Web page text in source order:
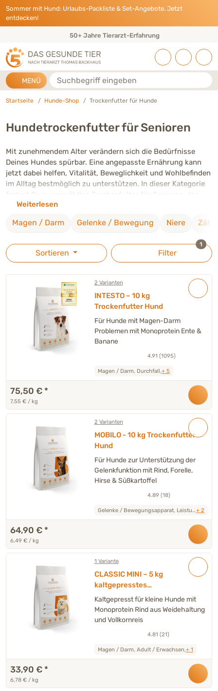
Direkt zu:
INHALT
HAUPTMENÜ
FOOTER
Sommer mit Hund: Urlaubs-Packliste & Set-Angebote. Jetzt
entdecken!
50+ Jahre Tierarzt-Erfahrung
MENÜ Suche
Startseite Hunde-Shop Trockenfutter für Hunde
Hundetrockenfutter für Senioren
Mit zunehmendem Alter verändern sich die Bedürfnisse
Deines Hundes spürbar. Eine angepasste Ernährung kann
jetzt dabei helfen, Vitalität, Beweglichkeit und Wohlbefinden
im Alltag bestmöglich zu unterstützen. In dieser Kategorie
findest Du ausgewähltes Trockenfutter für Senioren, das
speziell auf die Ansprüche älterer Hunde abgestimmt ist –
und ganz viel Liebe zum Detail.
Weiterlesen
Magen / Darm Gelenke / Bewegung Niere
Sortieren Filter
1
2 Varianten
INTESTO – 10 kg
Trockenfutter Hund
Für Hunde mit Magen-Darm
Problemen mit Monoprotein Ente &
Banane
4.91 (1095)
Magen / Darm, Durchfall,+ 5
75,50 € *
7,55 € / kg
2 Varianten
MOBILO - 10 kg Trockenfutter
Hund
Für Hunde zur Unterstützung der
Gelenkfunktion mit Rind, Forelle,
Hirse & Süßkartoffel
4.89 (18)
Gelenke / Bewegungsapparat, Leistung,+ 2
64,90 € *
6,49 € / kg
1 Variante
CLASSIC MINI – 5 kg
kaltgepresstes
Trockenfutter Hund
Kaltgepresst für kleine Hunde mit
Monoprotein Rind aus Weidehaltung
und Vollkornreis
4.81 (21)
Magen / Darm, Adult / Erwachsen,+ 1
33,90 € *
6,78 € / kg